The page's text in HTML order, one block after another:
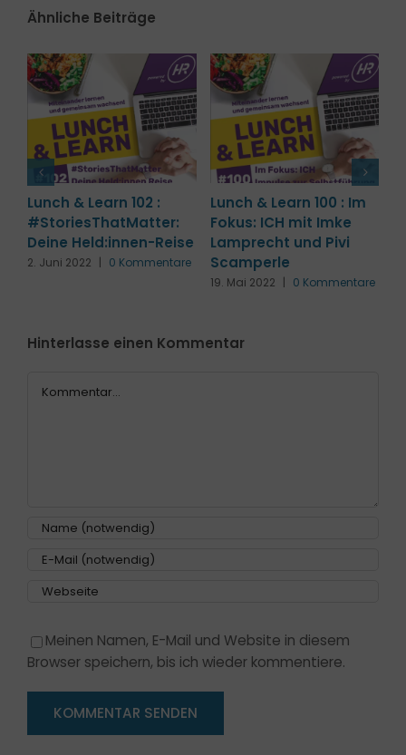
Ähnliche Beiträge
Lunch & Learn 99 :
FuckUp-Lunch mit Julia
Braun
12. Mai 2022 | 0 Kommentare
Lunch & Learn 107 :
Musterwechsel
7. Juli 2022 | 0 Kommentare
Browser speichern, bis ich wieder kommentiere.